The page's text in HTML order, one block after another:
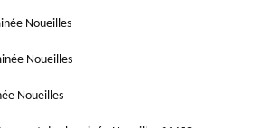
Noueilles
Noueilles
Noueilles